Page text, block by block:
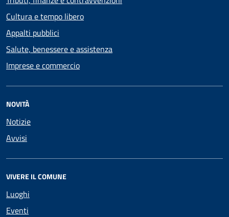
Cultura e tempo libero
Appalti pubblici
Salute, benessere e assistenza
Imprese e commercio
NOVITÀ
Notizie
Avvisi
VIVERE IL COMUNE
Luoghi
Eventi